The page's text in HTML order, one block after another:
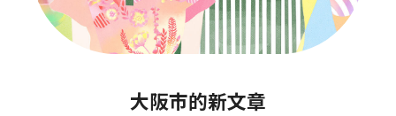
大阪市的新文章